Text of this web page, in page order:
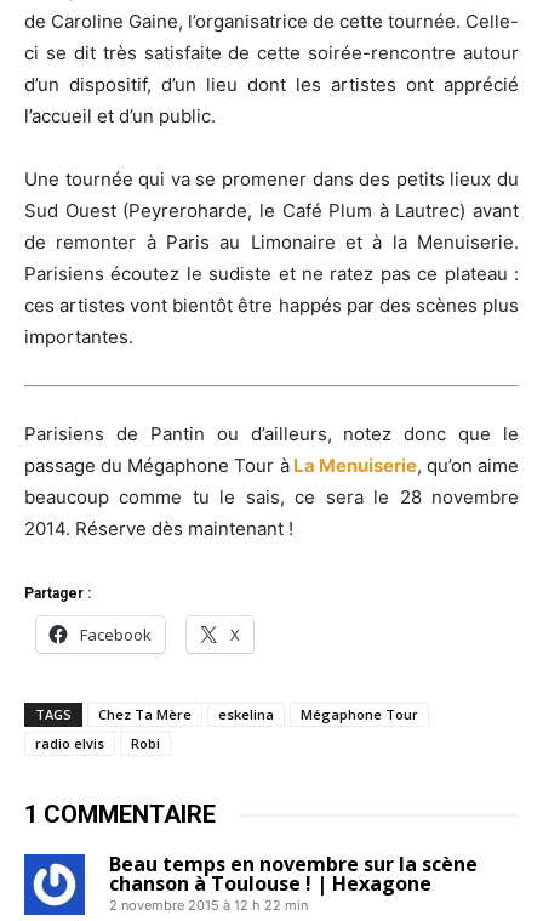
de Caroline Gaine, l’organisatrice de cette tournée. Celle-
ci se dit très satisfaite de cette soirée-rencontre autour
d’un dispositif, d’un lieu dont les artistes ont apprécié
l’accueil et d’un public.
Une tournée qui va se promener dans des petits lieux du
Sud Ouest (Peyreroharde, le Café Plum à Lautrec) avant
de remonter à Paris au Limonaire et à la Menuiserie.
Parisiens écoutez le sudiste et ne ratez pas ce plateau :
ces artistes vont bientôt être happés par des scènes plus
importantes.
Parisiens de Pantin ou d’ailleurs, notez donc que le
passage du Mégaphone Tour àLa Menuiserie, qu’on aime
beaucoup comme tu le sais, ce sera le 28 novembre
2014. Réserve dès maintenant !
Partager :
Facebook X
TAGS Chez Ta Mère eskelina
Mégaphone Tour
radio elvis
Robi
1 COMMENTAIRE
Beau temps en novembre sur la scène
chanson à Toulouse ! | Hexagone
2 novembre 2015 à 12 h 22 min